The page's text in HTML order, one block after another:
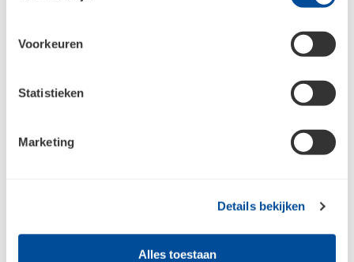
Voorkeuren
Statistieken
Marketing
Details bekijken
Alles toestaan
Badthermostaat chroom